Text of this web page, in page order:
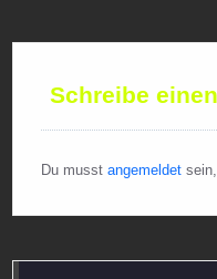
Schreibe
Du musst angemeldetsein,